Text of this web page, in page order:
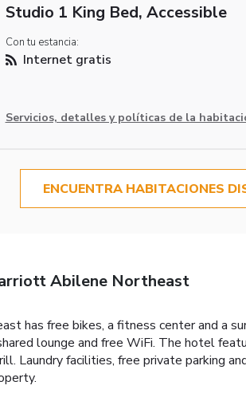
Studio 1 King Bed, Accessible
Con tu estancia:
Internet gratis
Servicios, detalles y políticas de la
ENCUENTRA HABITACIONES
Abilene Northeast
has free bikes, a fitness center and a
lounge and free WiFi. The hotel
Laundry facilities, free private parking